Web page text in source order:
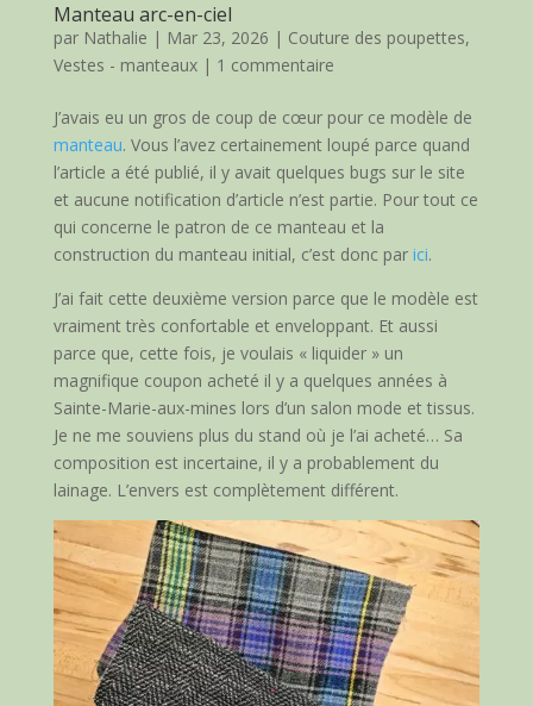
Manteau arc-en-ciel
par Nathalie | Mar 23, 2026 | Couture des poupettes,
Vestes - manteaux| 1 commentaire
J’avais eu un gros de coup de cœur pour ce modèle de
manteau. Vous l’avez certainement loupé parce quand
l’article a été publié, il y avait quelques bugs sur le site
et aucune notification d’article n’est partie. Pour tout ce
qui concerne le patron de ce manteau et la
construction du manteau initial, c’est donc par ici.
J’ai fait cette deuxième version parce que le modèle est
vraiment très confortable et enveloppant. Et aussi
parce que, cette fois, je voulais « liquider » un
magnifique coupon acheté il y a quelques années à
Sainte-Marie-aux-mines lors d’un salon mode et tissus.
Je ne me souviens plus du stand où je l’ai acheté… Sa
composition est incertaine, il y a probablement du
lainage. L’envers est complètement différent.